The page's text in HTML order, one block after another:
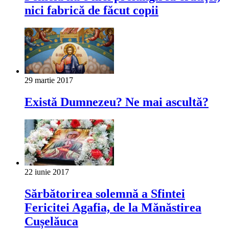
nici fabrică de făcut copii
29 martie 2017
Există Dumnezeu? Ne mai ascultă?
22 iunie 2017
Sărbătorirea solemnă a Sfintei
Fericitei Agafia, de la Mănăstirea
Cușelăuca